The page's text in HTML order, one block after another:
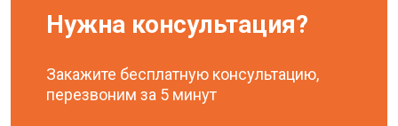
Нужна консультация?
Закажите бесплатную консультацию,
перезвоним за 5 минут